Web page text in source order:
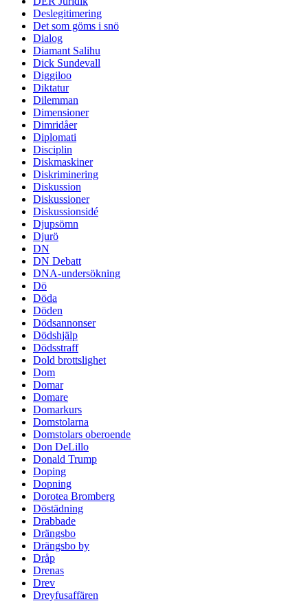
Deslegitimering
Det som göms i snö
Dialog
Diamant Salihu
Dick Sundevall
Diggiloo
Diktatur
Dilemman
Dimensioner
Dimridåer
Diplomati
Disciplin
Diskmaskiner
Diskriminering
Diskussion
Diskussioner
Diskussionsidé
Djupsömn
Djurö
DN
DN Debatt
DNA-undersökning
Dö
Döda
Döden
Dödsannonser
Dödshjälp
Dödsstraff
Dold brottslighet
Dom
Domar
Domare
Domarkurs
Domstolarna
Domstolars oberoende
Don DeLillo
Donald Trump
Doping
Dopning
Dorotea Bromberg
Döstädning
Drabbade
Drängsbo
Drängsbo by
Dråp
Drenas
Drev
Dreyfusaffären